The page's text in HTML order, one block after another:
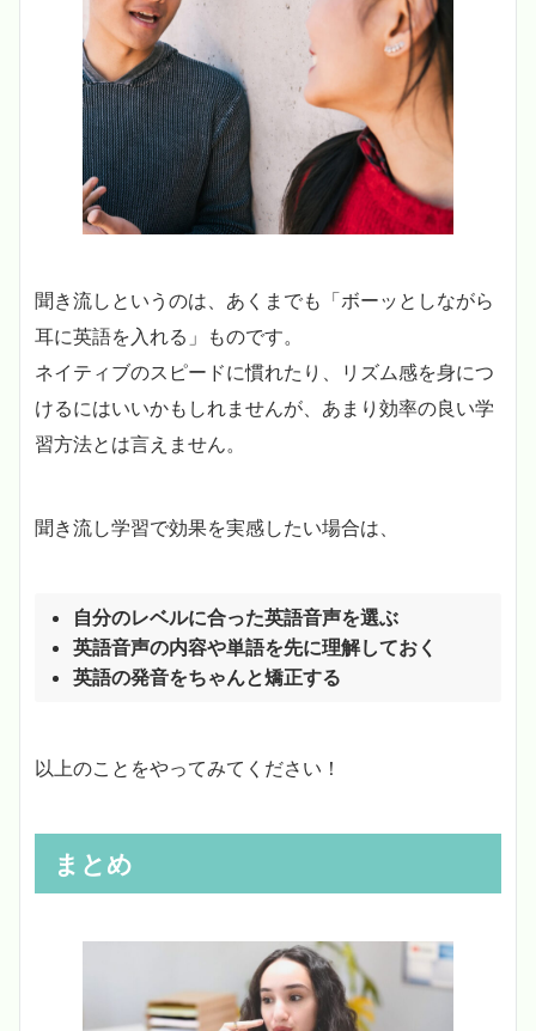
聞き流しというのは、あくまでも「ボーッとしながら
耳に英語を入れる」ものです。
ネイティブのスピードに慣れたり、リズム感を身につ
けるにはいいかもしれませんが、あまり効率の良い学
習方法とは言えません。
聞き流し学習で効果を実感したい場合は、
自分のレベルに合った英語音声を選ぶ
英語音声の内容や単語を先に理解しておく
英語の発音をちゃんと矯正する
以上のことをやってみてください！
まとめ